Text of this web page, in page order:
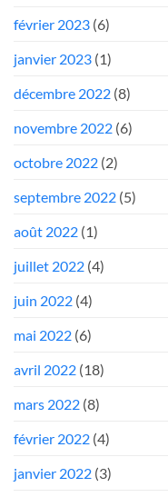
février 2023 (6)
janvier 2023 (1)
décembre 2022 (8)
novembre 2022 (6)
octobre 2022 (2)
septembre 2022 (5)
août 2022 (1)
juillet 2022 (4)
juin 2022 (4)
mai 2022 (6)
avril 2022 (18)
mars 2022 (8)
février 2022 (4)
janvier 2022 (3)